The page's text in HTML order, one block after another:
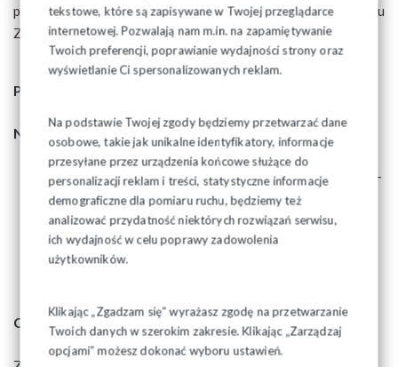
tekstowe, które są zapisywane w Twojej przeglądarce
internetowej. Pozwalają nam m.in. na zapamiętywanie
Twoich preferencji, poprawianie wydajności strony oraz
wyświetlanie Ci spersonalizowanych reklam.
Na podstawie Twojej zgody będziemy przetwarzać dane
osobowe, takie jak unikalne identyfikatory, informacje
przesyłane przez urządzenia końcowe służące do
personalizacji reklam i treści, statystyczne informacje
demograficzne dla pomiaru ruchu, będziemy też
analizować przydatność niektórych rozwiązań serwisu,
ich wydajność w celu poprawy zadowolenia
użytkowników.
Klikając „Zgadzam się” wyrażasz zgodę na przetwarzanie
Twoich danych w szerokim zakresie. Klikając „Zarządzaj
opcjami” możesz dokonać wyboru ustawień.
powstania Niezależnego Samorządnego Związku
Zawodowego „Solidarność”.
Program uroczystości:
Niedziela 27.08.2023 r.
08.45 - Poświęcenie pomnika śp. Michała Pietkiewicza -
Cmentarz Farny w Białymstoku
10.00 - Msza św. w Kościele pw. Świętej Rodziny w
Czarnej Białostockiej
13.00 - Piknik rodzinny
Czwartek 31.08.2023 r.